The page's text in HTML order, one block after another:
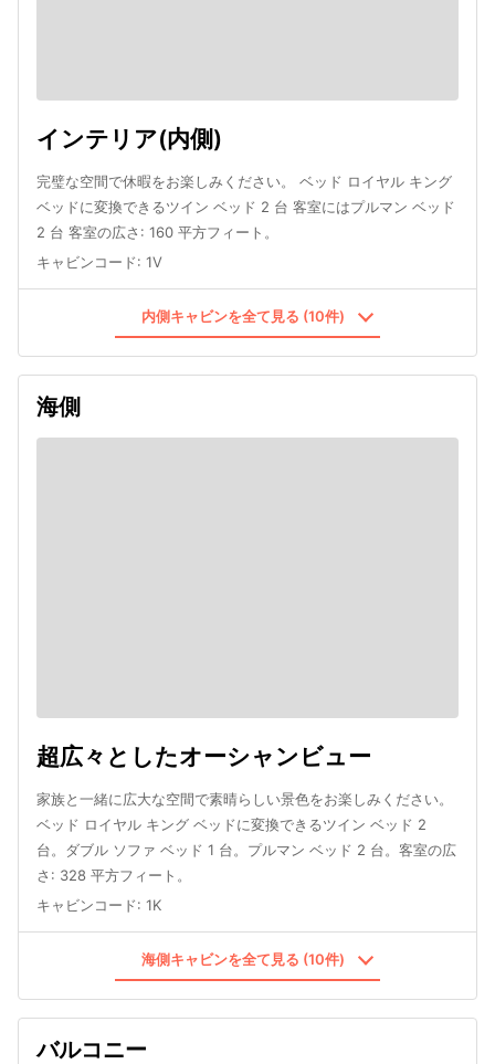
インテリア(内側)
完璧な空間で休暇をお楽しみください。 ベッド ロイヤル キング
ベッドに変換できるツイン ベッド 2 台 客室にはプルマン ベッド
2 台 客室の広さ: 160 平方フィート。
キャビンコード: 1V
内側キャビンを全て見る (10件)
海側
超広々としたオーシャンビュー
家族と一緒に広大な空間で素晴らしい景色をお楽しみください。
ベッド ロイヤル キング ベッドに変換できるツイン ベッド 2
台。ダブル ソファ ベッド 1 台。プルマン ベッド 2 台。客室の広
さ: 328 平方フィート。
キャビンコード: 1K
海側キャビンを全て見る (10件)
バルコニー